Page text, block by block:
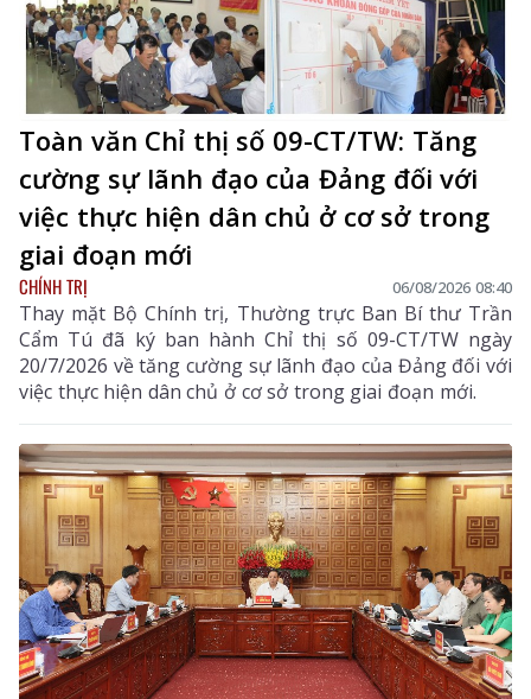
Toàn văn Chỉ thị số 09-CT/TW: Tăng
cường sự lãnh đạo của Đảng đối với
việc thực hiện dân chủ ở cơ sở trong
giai đoạn mới
CHÍNH TRỊ 06/08/2026 08:40
Thay mặt Bộ Chính trị, Thường trực Ban Bí thư Trần
Cẩm Tú đã ký ban hành Chỉ thị số 09-CT/TW ngày
20/7/2026 về tăng cường sự lãnh đạo của Đảng đối với
việc thực hiện dân chủ ở cơ sở trong giai đoạn mới.